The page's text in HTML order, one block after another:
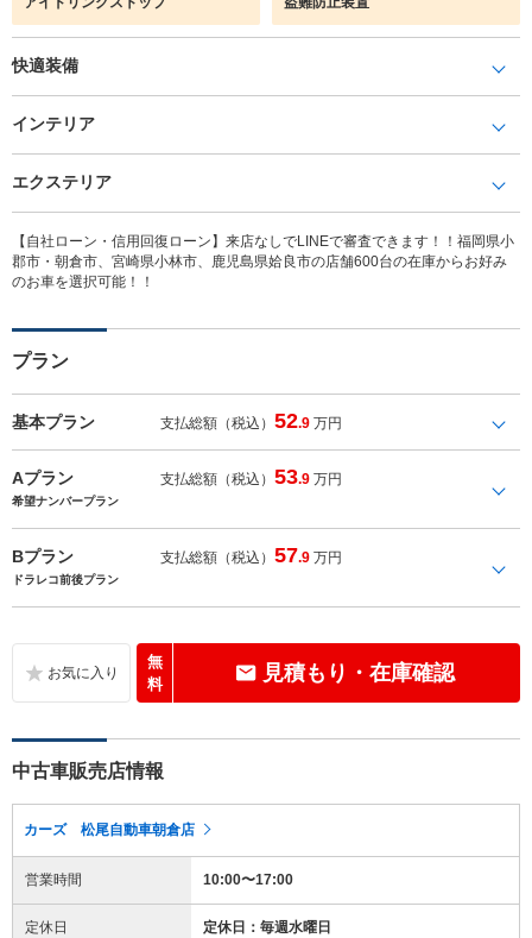
快適装備
インテリア
エクステリア
【自社ローン・信用回復ローン】来店なしでLINEで審査できます！！福岡県小
郡市・朝倉市、宮崎県小林市、鹿児島県姶良市の店舗600台の在庫からお好み
のお車を選択可能！！
プラン
基本プラン 支払総額（税込）52.9 万円
Aプラン 支払総額（税込）53.9 万円
希望ナンバープラン
Bプラン 支払総額（税込）57.9 万円
ドラレコ前後プラン
無
料
見積もり・在庫確認
中古車販売店情報
カーズ 松尾自動車朝倉店
営業時間 10:00〜17:00
定休日 定休日：毎週水曜日